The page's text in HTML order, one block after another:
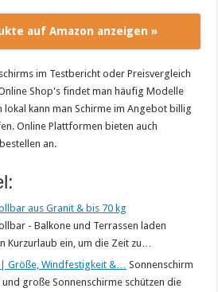
auf Amazon anzeigen »
im Testbericht oder Preisvergleich
Shop's findet man häufig Modelle
lokal kann man Schirme im Angebot billig
Online Plattformen bieten auch
an.
aus Granit & bis 70 kg
- Balkone und Terrassen laden
Kurzurlaub ein, um die Zeit zu…
Größe, Windfestigkeit &…
Sonnenschirm
große Sonnenschirme schützen die